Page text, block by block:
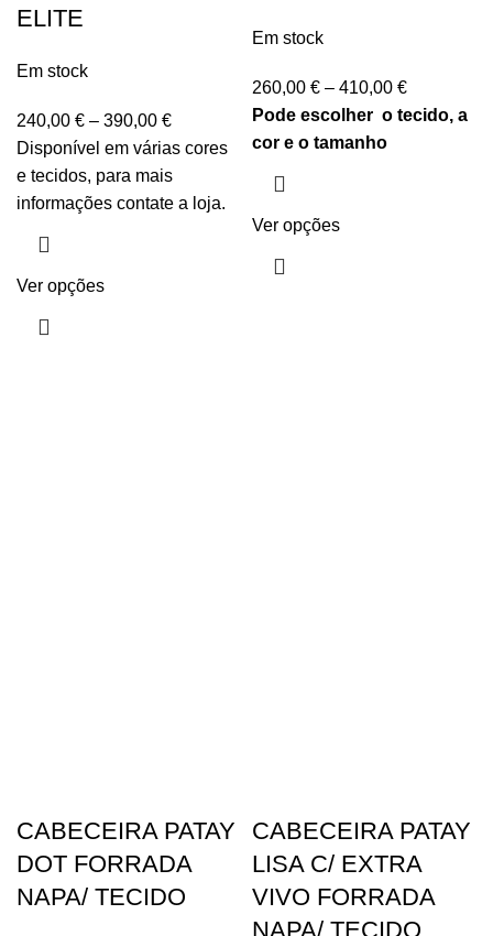
ELITE
Em stock
240,00 € – 390,00 €
Disponível em várias cores
e tecidos, para mais
informações contate a loja.
Ver opções
Em stock
260,00 € – 410,00 €
Pode escolher o tecido, a
cor e o tamanho
Ver opções
CABECEIRA PATAY
DOT FORRADA
NAPA/ TECIDO
CABECEIRA PATAY
LISA C/ EXTRA
VIVO FORRADA
NAPA/ TECIDO